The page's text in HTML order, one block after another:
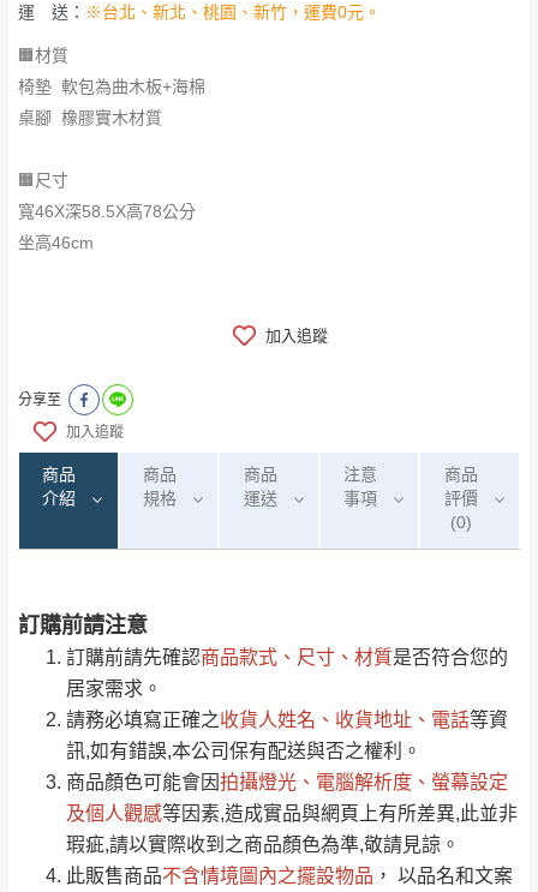
運 送： ※台北、新北、桃園、新竹，運費0元。
🟧材質
椅墊 軟包為曲木板+海棉
桌腳 橡膠實木材質
🟧尺寸
寬46X深58.5X高78公分
坐高46cm
加入追蹤
分享至
加入追蹤
商品
介紹
商品
規格
商品
運送
注意
事項
商品
評價
(0)
訂購前請注意
訂購前請先確認商品款式、尺寸、材質是否符合您的
居家需求。
請務必填寫正確之收貨人姓名、收貨地址、電話等資
訊,如有錯誤,本公司保有配送與否之權利。
商品顏色可能會因拍攝燈光、電腦解析度、螢幕設定
及個人觀感等因素,造成實品與網頁上有所差異,此並非
瑕疵,請以實際收到之商品顏色為準,敬請見諒。
此販售商品不含情境圖內之擺設物品 ， 以品名和文案
運 費 說 明
運送地區 運送費用
偏遠地區
（請先線上詢問 LINE
→@dershin ）
桃園 復興鄉
注意事項：
由於品項繁多，網頁無法及時更新，如有需
要購買商品，請於出發前來電或到「官方
Line客服」來信確認商品是否有「現貨」與
「金額」。
若商品價格或庫存有異常，商家有權取消訂
單。部分網路商品恕無法更改原設計或客製，敬請
見諒！
0/5 (0)筆
全部 依評論高至低排列
依評論低至高排列 只顯示附上圖片
只顯示附上評論